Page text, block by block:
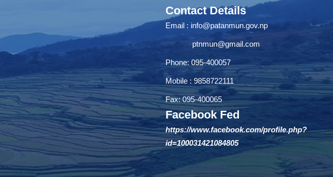
Contact Details
Email : info@patanmun.gov.np
ptnmun@gmail.com
Phone: 095-400057
Mobile : 9858722111
Fax: 095-400065
Facebook Fed
https://www.facebook.com/profile.php?
id=100031421084805